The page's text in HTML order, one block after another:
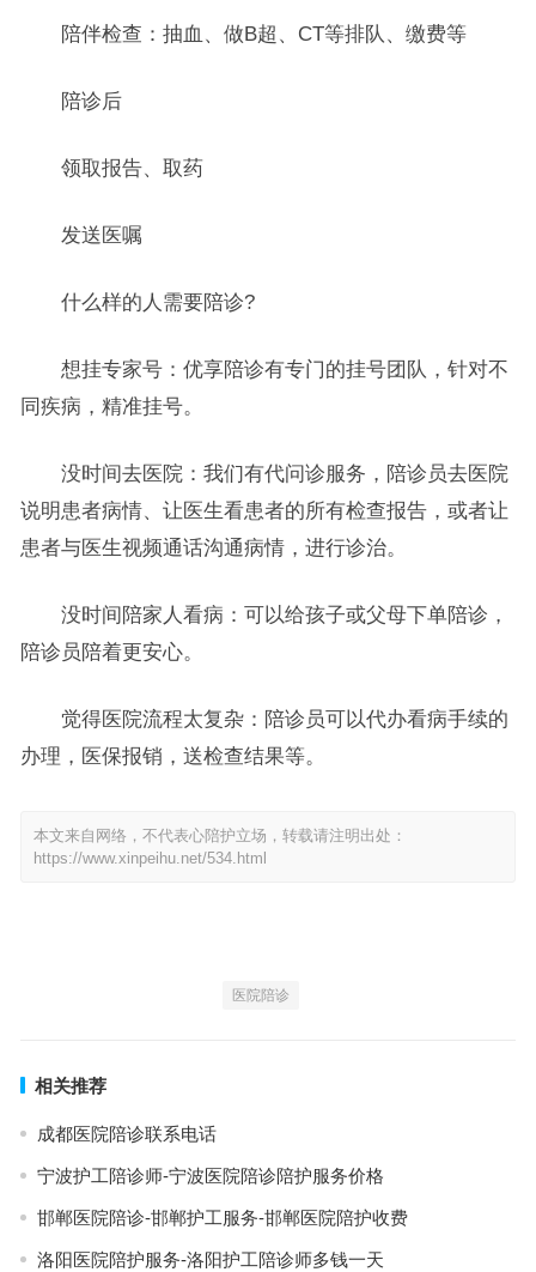
陪伴检查：抽血、做B超、CT等排队、缴费等
陪诊后
领取报告、取药
发送医嘱
什么样的人需要陪诊?
想挂专家号：优享陪诊有专门的挂号团队，针对不
同疾病，精准挂号。
没时间去医院：我们有代问诊服务，陪诊员去医院
说明患者病情、让医生看患者的所有检查报告，或者让
患者与医生视频通话沟通病情，进行诊治。
没时间陪家人看病：可以给孩子或父母下单陪诊，
陪诊员陪着更安心。
觉得医院流程太复杂：陪诊员可以代办看病手续的
办理，医保报销，送检查结果等。
本文来自网络，不代表心陪护立场，转载请注明出处：
https://www.xinpeihu.net/534.html
医院陪诊
相关推荐
成都医院陪诊联系电话
宁波护工陪诊师-宁波医院陪诊陪护服务价格
邯郸医院陪诊-邯郸护工服务-邯郸医院陪护收费
洛阳医院陪护服务-洛阳护工陪诊师多钱一天